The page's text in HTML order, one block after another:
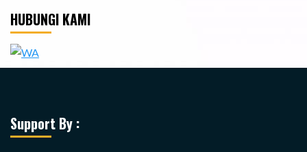
HUBUNGI KAMI
Support By :